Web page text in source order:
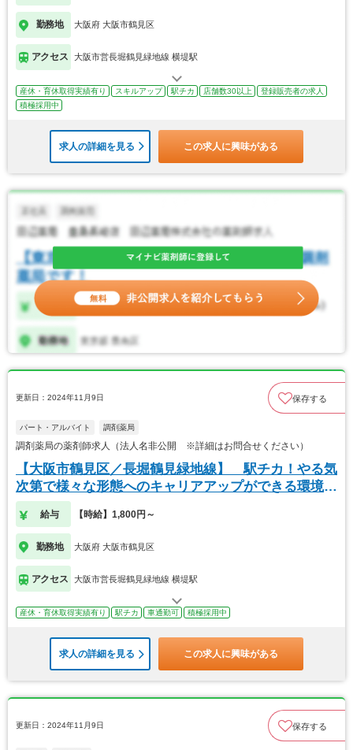
勤務地 大阪府 大阪市鶴見区
アクセス 大阪市営長堀鶴見緑地線 横堤駅
産休・育休取得実績有り スキルアップ 駅チカ 店舗数30以上
登録販売者の求人
積極採用中
求人の詳細を見る この求人に興味がある
更新日：2024年11月9日 保存する
パート・アルバイト 調剤薬局
調剤薬局の薬剤師求人（法人名非公開 ※詳細はお問合せください）
【大阪市鶴見区／長堀鶴見緑地線】 駅チカ！やる気
次第で様々な形態へのキャリアアップができる環境で
す。
給与 【時給】1,800円～
勤務地 大阪府 大阪市鶴見区
アクセス 大阪市営長堀鶴見緑地線 横堤駅
産休・育休取得実績有り 駅チカ 車通勤可 積極採用中
求人の詳細を見る この求人に興味がある
更新日：2024年11月9日 保存する